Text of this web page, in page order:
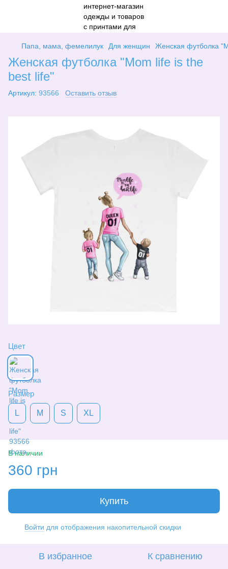
Папа, мама, фемелилук Для женщин Женская футболка
Женская футболка "Mom life is the
best life"
Артикул: 93566 Оставить отзыв
Цвет
Размер
L M S XL
В наличии
360 грн
Купить
Войти для отображения накопительной скидки
В избранное К сравнению